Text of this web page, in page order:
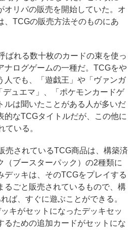
オリパの販売を開始していた。オ
、TCGの販売方法そのものにあ
れる数十枚のカードの束を使っ
ナログゲームの一種だ。TCGをや
人でも、「遊戯王」や「ヴァンガ
デュエマ」、「ポケモンカードゲ
ルは聞いたことがある人が多いだ
的なTCGタイトルだが、この他に
ている。
されているTCG商品は、構築済
（ブースターパック）の2種類に
デッキは、そのTCGをプレイする
るごと販売されているもので、構
ば、すぐに遊ぶことができる。
キがセットになったデッキセッ
るための追加カードがセットにな